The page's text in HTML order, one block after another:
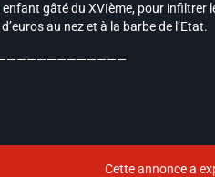
enfant gâté du XVIème, pour
au nez et à la barbe de l’Etat.
Cette annonce a